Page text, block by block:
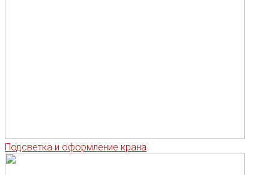
Подсветка и оформление крана